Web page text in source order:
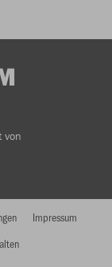
von
Impressum